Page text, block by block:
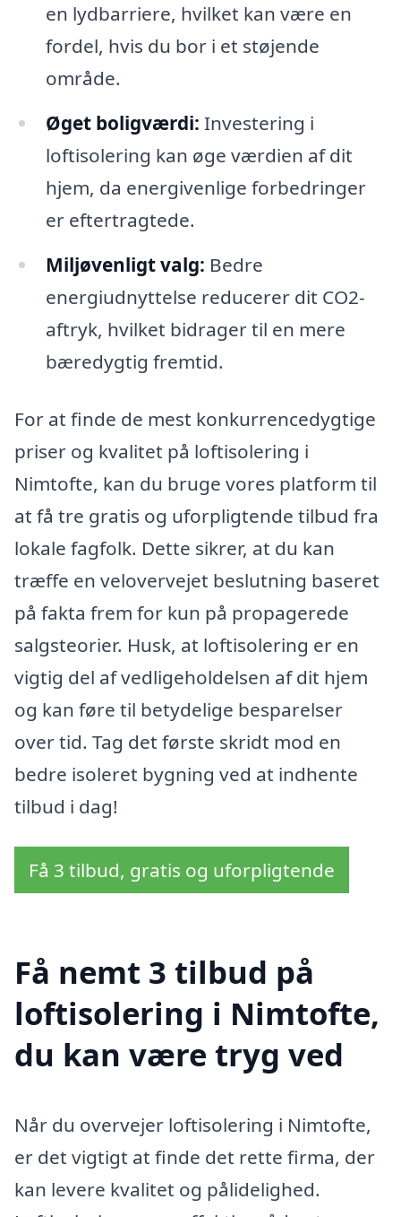
en lydbarriere, hvilket kan være en
fordel, hvis du bor i et støjende
område.
Øget boligværdi: Investering i
loftisolering kan øge værdien af dit
hjem, da energivenlige forbedringer
er eftertragtede.
Miljøvenligt valg: Bedre
energiudnyttelse reducerer dit CO2-
aftryk, hvilket bidrager til en mere
bæredygtig fremtid.
For at finde de mest konkurrencedygtige
priser og kvalitet på loftisolering i
Nimtofte, kan du bruge vores platform til
at få tre gratis og uforpligtende tilbud fra
lokale fagfolk. Dette sikrer, at du kan
træffe en velovervejet beslutning baseret
på fakta frem for kun på propagerede
salgsteorier. Husk, at loftisolering er en
vigtig del af vedligeholdelsen af dit hjem
og kan føre til betydelige besparelser
over tid. Tag det første skridt mod en
bedre isoleret bygning ved at indhente
tilbud i dag!
Få 3 tilbud, gratis og uforpligtende
Få nemt 3 tilbud på
loftisolering i Nimtofte,
du kan være tryg ved
Når du overvejer loftisolering i Nimtofte,
er det vigtigt at finde det rette firma, der
kan levere kvalitet og pålidelighed.